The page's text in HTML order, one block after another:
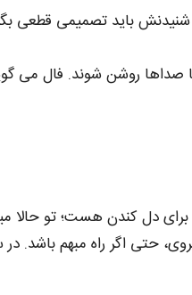
شنیدنش باید تصمیمی قطعی
روشن شوند. فال می‌
دل‌ کندن هست؛ تو حالا
حتی اگر راه مبهم باشد.